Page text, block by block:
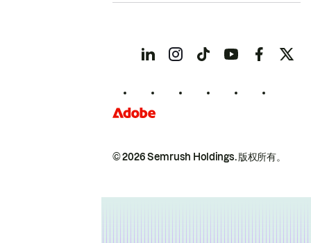
© 2026 Semrush Holdings.版权所有。